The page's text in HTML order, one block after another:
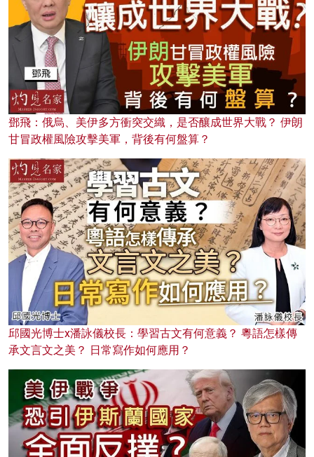
鄧飛：俄烏、美伊多方衝突交織，是否釀成世界大戰？ 伊朗
甘冒政權風險攻擊美軍，背後有何盤算？
邱國光博士x潘詠儀校長：學習古文有何意義？ 粵語怎樣傳
承文言文之美？ 日常寫作如何應用？